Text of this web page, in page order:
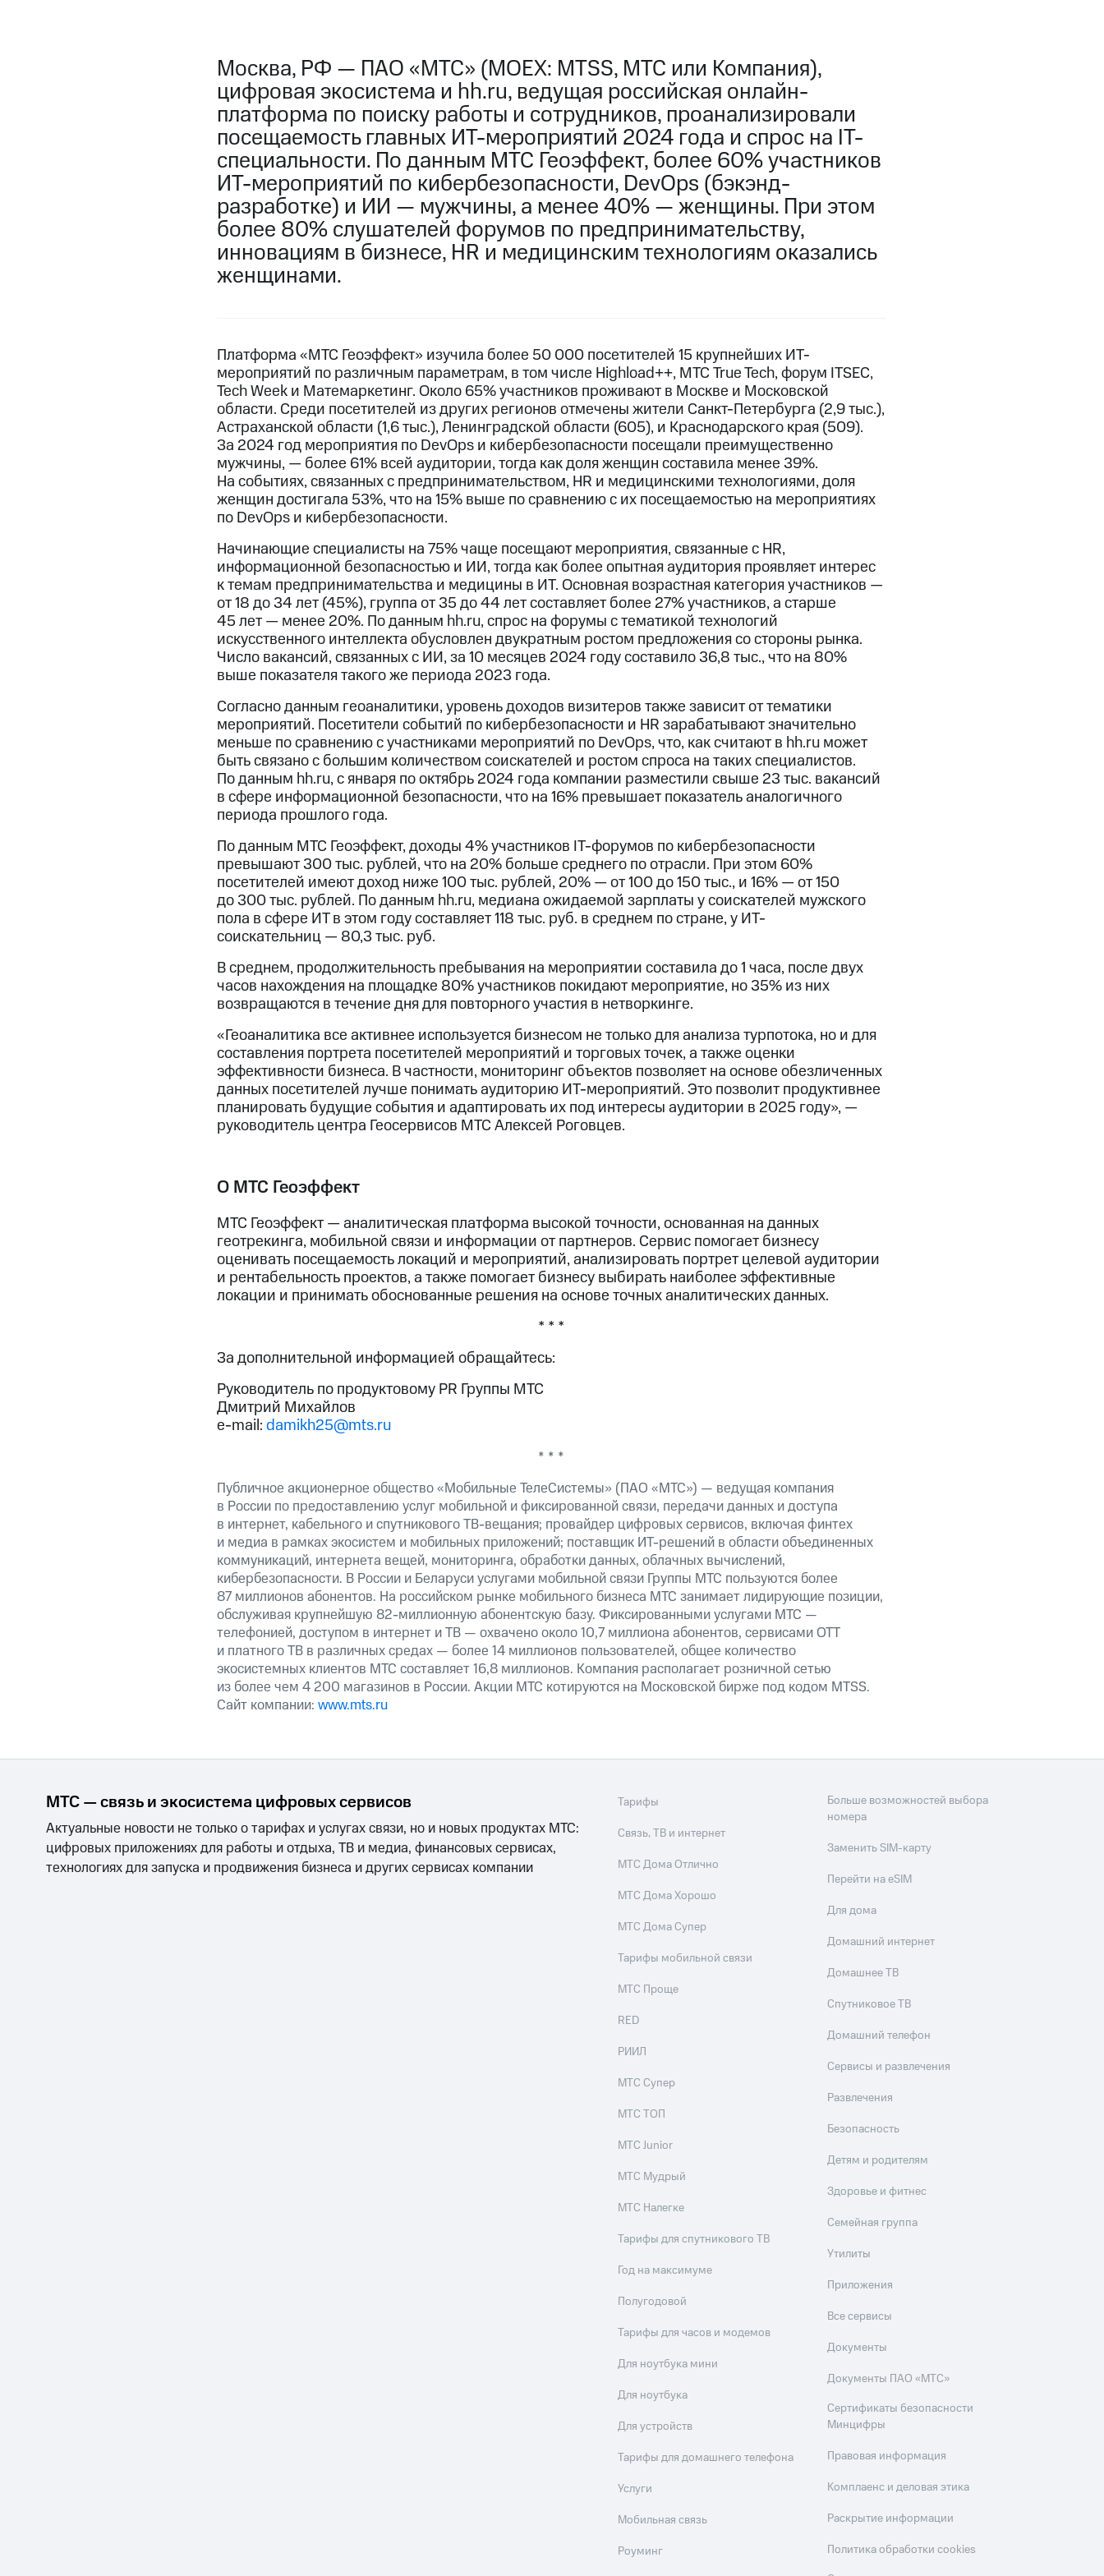
Москва, РФ — ПАО «МТС» (MOEX: MTSS, МТС или Компания),
цифровая экосистема и hh.ru, ведущая российская онлайн-
платформа по поиску работы и сотрудников, проанализировали
посещаемость главных ИТ-мероприятий 2024 года и спрос на IT-
специальности. По данным МТС Геоэффект, более 60% участников
ИТ-мероприятий по кибербезопасности, DevOps (бэкэнд-
разработке) и ИИ — мужчины, а менее 40% — женщины. При этом
более 80% слушателей форумов по предпринимательству,
инновациям в бизнесе, HR и медицинским технологиям оказались
женщинами.
Платформа «МТС Геоэффект» изучила более 50 000 посетителей 15 крупнейших ИТ-
мероприятий по различным параметрам, в том числе Highload++, МТС True Tech, форум ITSEC,
Tech Week и Матемаркетинг. Около 65% участников проживают в Москве и Московской
области. Среди посетителей из других регионов отмечены жители Санкт-Петербурга (2,9 тыс.),
Астраханской области (1,6 тыс.), Ленинградской области (605), и Краснодарского края (509).
За 2024 год мероприятия по DevOps и кибербезопасности посещали преимущественно
мужчины, — более 61% всей аудитории, тогда как доля женщин составила менее 39%.
На событиях, связанных с предпринимательством, HR и медицинскими технологиями, доля
женщин достигала 53%, что на 15% выше по сравнению с их посещаемостью на мероприятиях
по DevOps и кибербезопасности.
Начинающие специалисты на 75% чаще посещают мероприятия, связанные с HR,
информационной безопасностью и ИИ, тогда как более опытная аудитория проявляет интерес
к темам предпринимательства и медицины в ИТ. Основная возрастная категория участников —
от 18 до 34 лет (45%), группа от 35 до 44 лет составляет более 27% участников, а старше
45 лет — менее 20%. По данным hh.ru, спрос на форумы с тематикой технологий
искусственного интеллекта обусловлен двукратным ростом предложения со стороны рынка.
Число вакансий, связанных с ИИ, за 10 месяцев 2024 году составило 36,8 тыс., что на 80%
выше показателя такого же периода 2023 года.
Согласно данным геоаналитики, уровень доходов визитеров также зависит от тематики
мероприятий. Посетители событий по кибербезопасности и HR зарабатывают значительно
меньше по сравнению с участниками мероприятий по DevOps, что, как считают в hh.ru может
быть связано с большим количеством соискателей и ростом спроса на таких специалистов.
По данным hh.ru, с января по октябрь 2024 года компании разместили свыше 23 тыс. вакансий
в сфере информационной безопасности, что на 16% превышает показатель аналогичного
периода прошлого года.
По данным МТС Геоэффект, доходы 4% участников IT-форумов по кибербезопасности
превышают 300 тыс. рублей, что на 20% больше среднего по отрасли. При этом 60%
посетителей имеют доход ниже 100 тыс. рублей, 20% — от 100 до 150 тыс., и 16% — от 150
до 300 тыс. рублей. По данным hh.ru, медиана ожидаемой зарплаты у соискателей мужского
пола в сфере ИТ в этом году составляет 118 тыс. руб. в среднем по стране, у ИТ-
соискательниц — 80,3 тыс. руб.
В среднем, продолжительность пребывания на мероприятии составила до 1 часа, после двух
часов нахождения на площадке 80% участников покидают мероприятие, но 35% из них
возвращаются в течение дня для повторного участия в нетворкинге.
«Геоаналитика все активнее используется бизнесом не только для анализа турпотока, но и для
составления портрета посетителей мероприятий и торговых точек, а также оценки
эффективности бизнеса. В частности, мониторинг объектов позволяет на основе обезличенных
данных посетителей лучше понимать аудиторию ИТ-мероприятий. Это позволит продуктивнее
планировать будущие события и адаптировать их под интересы аудитории в 2025 году», —
руководитель центра Геосервисов МТС Алексей Роговцев.
О МТС Геоэффект
МТС Геоэффект — аналитическая платформа высокой точности, основанная на данных
геотрекинга, мобильной связи и информации от партнеров. Сервис помогает бизнесу
оценивать посещаемость локаций и мероприятий, анализировать портрет целевой аудитории
и рентабельность проектов, а также помогает бизнесу выбирать наиболее эффективные
локации и принимать обоснованные решения на основе точных аналитических данных.
* * *
За дополнительной информацией обращайтесь:
Руководитель по продуктовому PR Группы МТС
Дмитрий Михайлов
e-mail:damikh25@mts.ru
* * *
Публичное акционерное общество «Мобильные ТелеСистемы» (ПАО «МТС») — ведущая компания
в России по предоставлению услуг мобильной и фиксированной связи, передачи данных и доступа
в интернет, кабельного и спутникового ТВ-вещания; провайдер цифровых сервисов, включая финтех
и медиа в рамках экосистем и мобильных приложений; поставщик ИТ-решений в области объединенных
коммуникаций, интернета вещей, мониторинга, обработки данных, облачных вычислений,
кибербезопасности. В России и Беларуси услугами мобильной связи Группы МТС пользуются более
87 миллионов абонентов. На российском рынке мобильного бизнеса МТС занимает лидирующие позиции,
обслуживая крупнейшую 82-миллионную абонентскую базу. Фиксированными услугами МТС —
телефонией, доступом в интернет и ТВ — охвачено около 10,7 миллиона абонентов, сервисами OTT
и платного ТВ в различных средах — более 14 миллионов пользователей, общее количество
экосистемных клиентов МТС составляет 16,8 миллионов. Компания располагает розничной сетью
из более чем 4 200 магазинов в России. Акции МТС котируются на Московской бирже под кодом MTSS.
Сайт компании: www.mts.ru
МТС — связь и экосистема цифровых сервисов
Актуальные новости не только о тарифах и услугах связи, но и новых продуктах МТС:
цифровых приложениях для работы и отдыха, ТВ и медиа, финансовых сервисах,
технологиях для запуска и продвижения бизнеса и других сервисах компании
Тарифы
Связь, ТВ и интернет
МТС Дома Отлично
МТС Дома Хорошо
МТС Дома Супер
Тарифы мобильной связи
МТС Проще
RED
РИИЛ
МТС Супер
МТС ТОП
МТС Junior
МТС Мудрый
МТС Налегке
Тарифы для спутникового ТВ
Год на максимуме
Полугодовой
Тарифы для часов и модемов
Для ноутбука мини
Для ноутбука
Для устройств
Тарифы для домашнего телефона
Услуги
Мобильная связь
Роуминг
Больше возможностей выбора
номера
Заменить SIM-карту
Перейти на eSIM
Для дома
Домашний интернет
Домашнее ТВ
Спутниковое ТВ
Домашний телефон
Сервисы и развлечения
Развлечения
Безопасность
Детям и родителям
Здоровье и фитнес
Семейная группа
Утилиты
Приложения
Все сервисы
Документы
Документы ПАО «МТС»
Сертификаты безопасности
Минцифры
Правовая информация
Комплаенс и деловая этика
Раскрытие информации
Политика обработки cookies